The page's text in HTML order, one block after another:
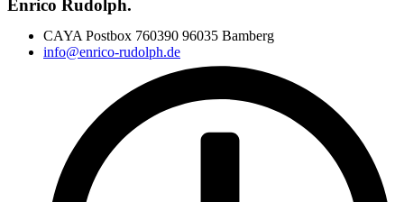
Enrico Rudolph.
CAYA Postbox 760390 96035 Bamberg
info@enrico-rudolph.de